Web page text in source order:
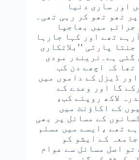
اور ساری دنیا
تھو تھو کر رہی تھی۔
میں بھاجپا
تھے اور کہا جارہا
پارٹی ’’بلاتکاری
گئی ہے۔نریندر مودی
تھا کہ اچھے دن کب
ڈیزل کے داموں میں
گا اور وعدے کے
لاکھ روپئے کب،
کے اکاؤنٹ میں
کے مسائل پر بھی
تھے ،ایسے میں مسلم
کے ایشو کو
تو اصل مسائل سے عوام